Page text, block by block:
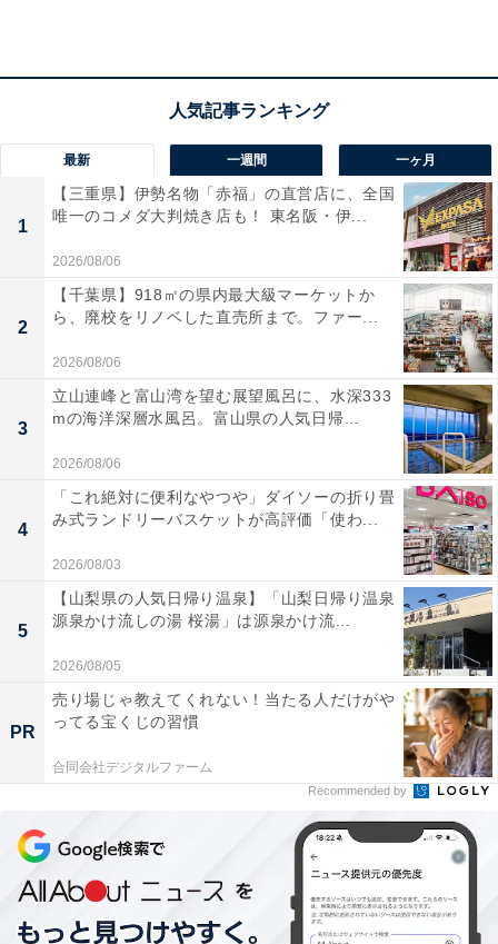
＞【詳しく見る】全体運、社交運、恋愛運などの詳細は
こちら
【2024年7月の運勢】おうし座（4月20日～5月20
日生まれ）
コスパのよい運勢
万事省エネでＯＫ！
＞【詳しく見る】全体運、社交運、恋愛運などの詳細は
こちら
最新 一週間 一ヶ月
1
【三重県】伊勢名物「赤福」の直営店に、全国
唯一のコメダ大判焼き店も！ 東名阪・伊...
2026/08/06
2
【千葉県】918㎡の県内最大級マーケットか
ら、廃校をリノベした直売所まで。ファー...
2026/08/06
3
立山連峰と富山湾を望む展望風呂に、水深333
mの海洋深層水風呂。富山県の人気日帰...
2026/08/06
4
「これ絶対に便利なやつや」ダイソーの折り畳
み式ランドリーバスケットが高評価「使わ...
2026/08/03
5
【山梨県の人気日帰り温泉】「山梨日帰り温泉
源泉かけ流しの湯 桜湯」は源泉かけ流...
2026/08/05
PR
売り場じゃ教えてくれない！当たる人だけがや
ってる宝くじの習慣
合同会社デジタルファーム
Recommended by